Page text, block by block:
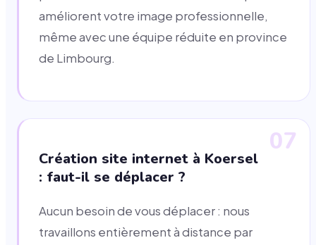
améliorent votre image professionnelle,
même avec une équipe réduite en province
de Limbourg.
07
Création site internet à Koersel
: faut-il se déplacer ?
Aucun besoin de vous déplacer : nous
travaillons entièrement à distance par